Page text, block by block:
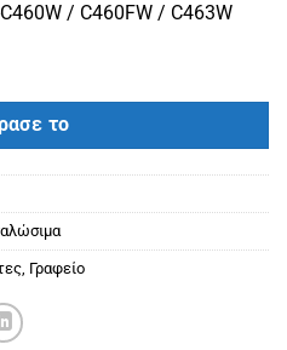
/ C460FW / C463W
/ CLP360 / 365 / 3305
το
, Γραφείο